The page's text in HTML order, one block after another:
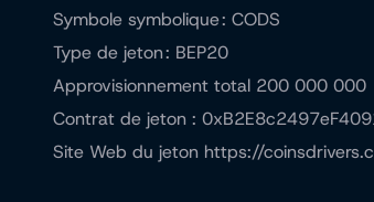
Symbole symbolique : CODS
Type de jeton : BEP20
Approvisionnement total 200 000 000
Contrat de jeton :
Site Web du jeton https://